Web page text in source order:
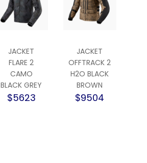
JACKET
FLARE 2
CAMO
BLACK GREY
$5623
JACKET
OFFTRACK 2
H2O BLACK
BROWN
$9504